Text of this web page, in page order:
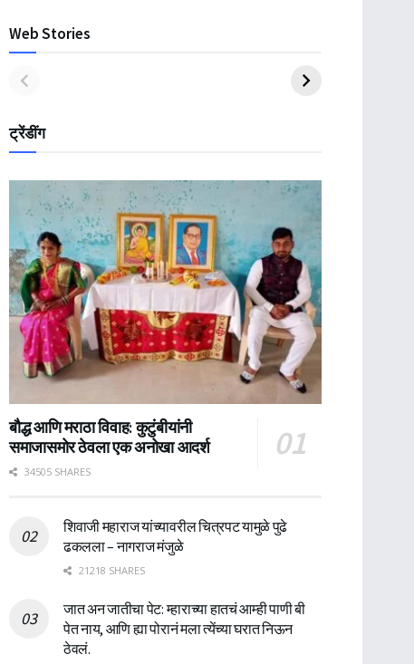
Web Stories
ट्रेंडींग
बौद्ध आणि मराठा विवाह: कुटुंबीयांनी
समाजासमोर ठेवला एक अनोखा आदर्श
34505 SHARES
शिवाजी महाराज यांच्यावरील चित्रपट यामुळे पुढे
ढकलला – नागराज मंजुळे
21218 SHARES
जात अन जातीचा पेट: म्हाराच्या हातचं आम्ही पाणी बी
पेत नाय, आणि ह्या पोरानं मला त्येंच्या घरात निऊन
ठेवलं.